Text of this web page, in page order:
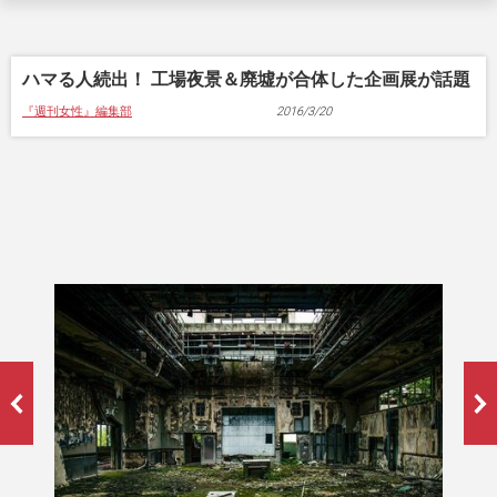
ハマる人続出！ 工場夜景＆廃墟が合体した企画展が話題
『週刊女性』編集部 2016/3/20